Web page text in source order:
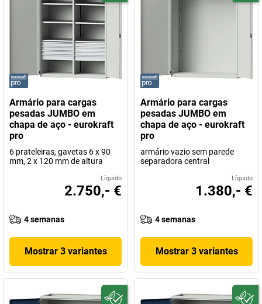
Armário para cargas
pesadas JUMBO em
chapa de aço - eurokraft
pro
6 prateleiras, gavetas 6 x 90
mm, 2 x 120 mm de altura
Líquido
2.750,- €
4 semanas
Mostrar 3 variantes
Armário para cargas
pesadas JUMBO em
chapa de aço - eurokraft
pro
armário vazio sem parede
separadora central
Líquido
1.380,- €
4 semanas
Mostrar 3 variantes